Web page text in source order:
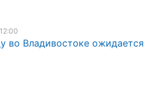
во Владивостоке ожидается